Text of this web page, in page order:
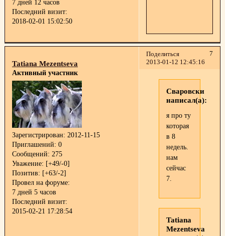
7 дней 12 часов
Последний визит:
2018-02-01 15:02:50
Поделиться
7
2013-01-12 12:45:16
Tatiana Mezentseva
Активный участник
Зарегистрирован: 2012-11-15
Приглашений: 0
Сообщений: 275
Уважение: [+49/-0]
Позитив: [+63/-2]
Провел на форуме:
7 дней 5 часов
Последний визит:
2015-02-21 17:28:54
Сваровски
написал(а):
я про ту
которая
в 8
недель.
нам
сейчас
7.
Tatiana
Mezentseva